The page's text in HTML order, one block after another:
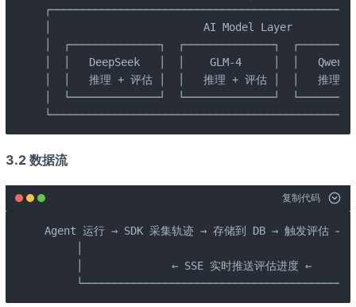
│                        AI Model Layer
│  ┌──────────────┐  ┌──────────────┐
│  │   DeepSeek   │  │    GLM-4     │  │
│  │   推理 + 评估 │  │   推理 + 评估 │  │   推
│  └──────────────┘  └──────────────┘
3.2 数据流
复制代码
Agent 运行 → SDK 采集轨迹 → 存储到 DB → 触发评估 →
│              ← SSE 实时推送评估进度 ←